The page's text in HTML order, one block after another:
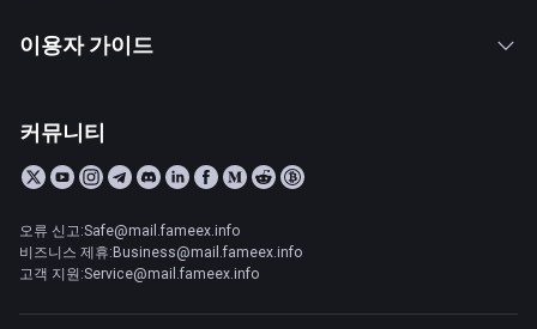
이용자 가이드
커뮤니티
오류 신고:Safe@mail.fameex.info
비즈니스 제휴:Business@mail.fameex.info
고객 지원:Service@mail.fameex.info